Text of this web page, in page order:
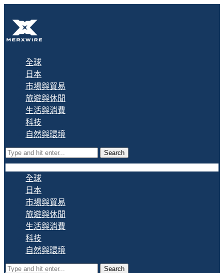
全球
日本
市場與貿易
旅遊與休閒
生活與消費
科技
自然與環境
Search
全球
日本
市場與貿易
旅遊與休閒
生活與消費
科技
自然與環境
Search